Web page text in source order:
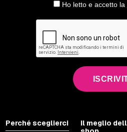
Ho letto e accetto la
Perché sceglierci
Il meglio